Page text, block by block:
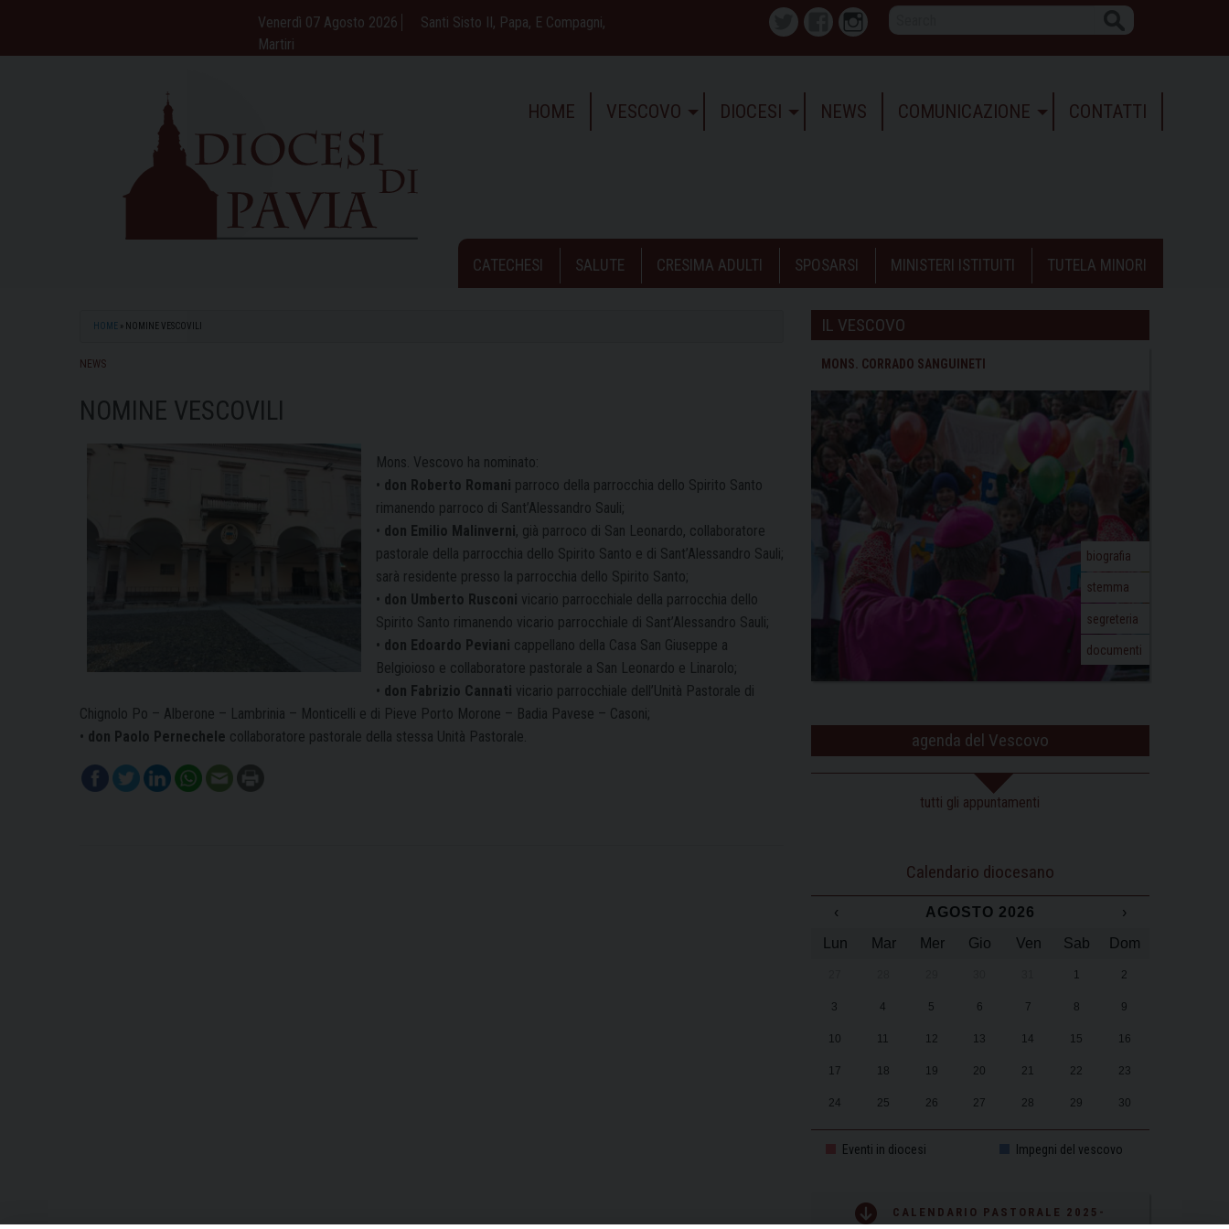
content
Venerdì 07 Agosto 2026
Santi Sisto II, Papa, E Compagni,
Martiri
Twitter FacebookInstagram
HOME VESCOVO DIOCESI NEWS COMUNICAZIONE CONTATTI
CATECHESI SALUTE CRESIMA ADULTI SPOSARSI MINISTERI ISTITUITI TUTELA MINORI
HOME » NOMINE VESCOVILI
NEWS
NOMINE VESCOVILI
Mons. Vescovo ha nominato:
• don Roberto Romani parroco della parrocchia dello Spirito Santo
rimanendo parroco di Sant’Alessandro Sauli;
• don Emilio Malinverni, già parroco di San Leonardo, collaboratore
pastorale della parrocchia dello Spirito Santo e di Sant’Alessandro Sauli;
sarà residente presso la parrocchia dello Spirito Santo;
• don Umberto Rusconi vicario parrocchiale della parrocchia dello
Spirito Santo rimanendo vicario parrocchiale di Sant’Alessandro Sauli;
• don Edoardo Peviani cappellano della Casa San Giuseppe a
Belgioioso e collaboratore pastorale a San Leonardo e Linarolo;
• don Fabrizio Cannati vicario parrocchiale dell’Unità Pastorale di
Chignolo Po – Alberone – Lambrinia – Monticelli e di Pieve Porto Morone – Badia Pavese – Casoni;
• don Paolo Pernechele collaboratore pastorale della stessa Unità Pastorale.
IL VESCOVO
MONS. CORRADO SANGUINETI
biografia
stemma
segreteria
documenti
agenda del Vescovo
tutti gli appuntamenti
Calendario diocesano
‹ AGOSTO 2026
›
Lun
Mar Mer Gio Ven Sab Dom
1 2
3 4 5 6 7 8 9
10 11 12 13 14 15 16
17 18 19 20 21 22 23
24 25 26 27 28 29 30
Eventi in diocesi Impegni del vescovo
CALENDARIO PASTORALE 2025-